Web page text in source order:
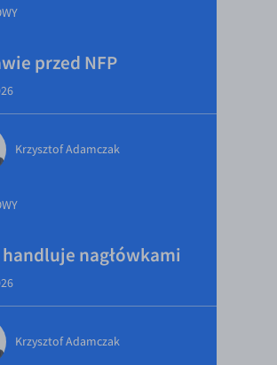
przed NFP
Krzysztof Adamczak
handluje nagłówkami
Krzysztof Adamczak